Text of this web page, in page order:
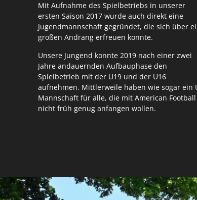
Mit Aufnahme des Spielbetriebs in unserer
ersten Saison 2017 wurde auch direkt eine
Jugendmannschaft gegründet, die sich über
großen Andrang erfreuen konnte.
Unsere Jungend konnte 2019 nach einer zwei
Jahre andauernden Aufbauphase den
Spielbetrieb mit der U19 und der U16
aufnehmen. Mittlerweile haben wie sogar ein
Mannschaft für alle, die mit American Football
nicht früh genug anfangen wollen.